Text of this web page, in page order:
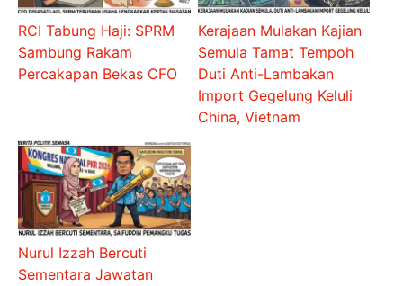
RCI Tabung Haji: SPRM
Sambung Rakam
Percakapan Bekas CFO
Kerajaan Mulakan Kajian
Semula Tamat Tempoh
Duti Anti-Lambakan
Import Gegelung Keluli
China, Vietnam
Nurul Izzah Bercuti
Sementara Jawatan